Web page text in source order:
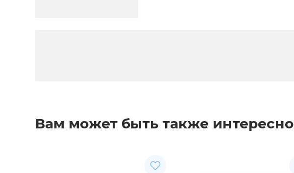
Вам может быть также интересно